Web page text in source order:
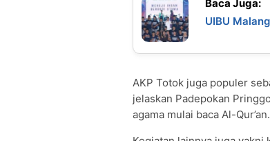
Baca Juga:
UIBU
AKP Totok juga populer
jelaskan Padepokan
agama mulai baca Al-Qur’an.